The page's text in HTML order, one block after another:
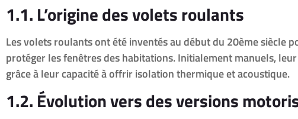
1.1. L’origine des volets roulants
Les volets roulants ont été inventés au début du 20ème siècle
protéger les fenêtres des habitations. Initialement manuels,
grâce à leur capacité à offrir isolation thermique et acoustique.
1.2. Évolution vers des versions